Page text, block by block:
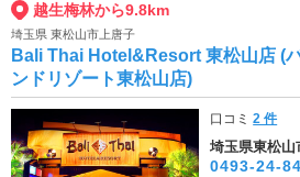
越生梅林から9.8km
埼玉県 東松山市上唐子
Bali Thai Hotel&Resort 東松山店 (
ンドリゾート東松山店)
口コミ2 件
埼玉県東松山
0493-24-